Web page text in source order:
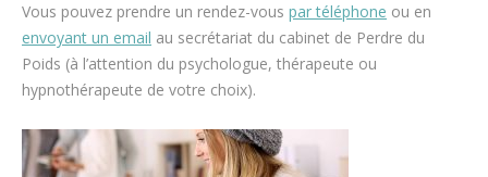
Vous pouvez prendre un rendez-vous par téléphone ou en
envoyant un email au secrétariat du cabinet de Perdre du
Poids (à l’attention du psychologue, thérapeute ou
hypnothérapeute de votre choix).